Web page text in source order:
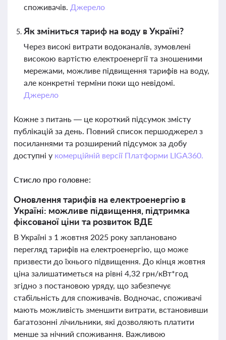
споживачів. Джерело
Як зміниться тариф на воду в Україні?
Через високі витрати водоканалів, зумовлені
високою вартістю електроенергії та зношеними
мережами, можливе підвищення тарифів на воду,
але конкретні терміни поки що невідомі.
Джерело
Кожне з питань — це короткий підсумок змісту
публікацій за день. Повний список першоджерел з
посиланнями та розширений підсумок за добу
доступні у комерційній версії Платформи LIGA360.
Стисло про головне:
Оновлення тарифів на електроенергію в
Україні: можливе підвищення, підтримка
фіксованої ціни та розвиток ВДЕ
В Україні з 1 жовтня 2025 року заплановано
перегляд тарифів на електроенергію, що може
призвести до їхнього підвищення. До кінця жовтня
ціна залишатиметься на рівні 4,32 грн/кВт*год
згідно з постановою уряду, що забезпечує
стабільність для споживачів. Водночас, споживачі
мають можливість зменшити витрати, встановивши
багатозонні лічильники, які дозволяють платити
менше за нічний споживання. Важливою